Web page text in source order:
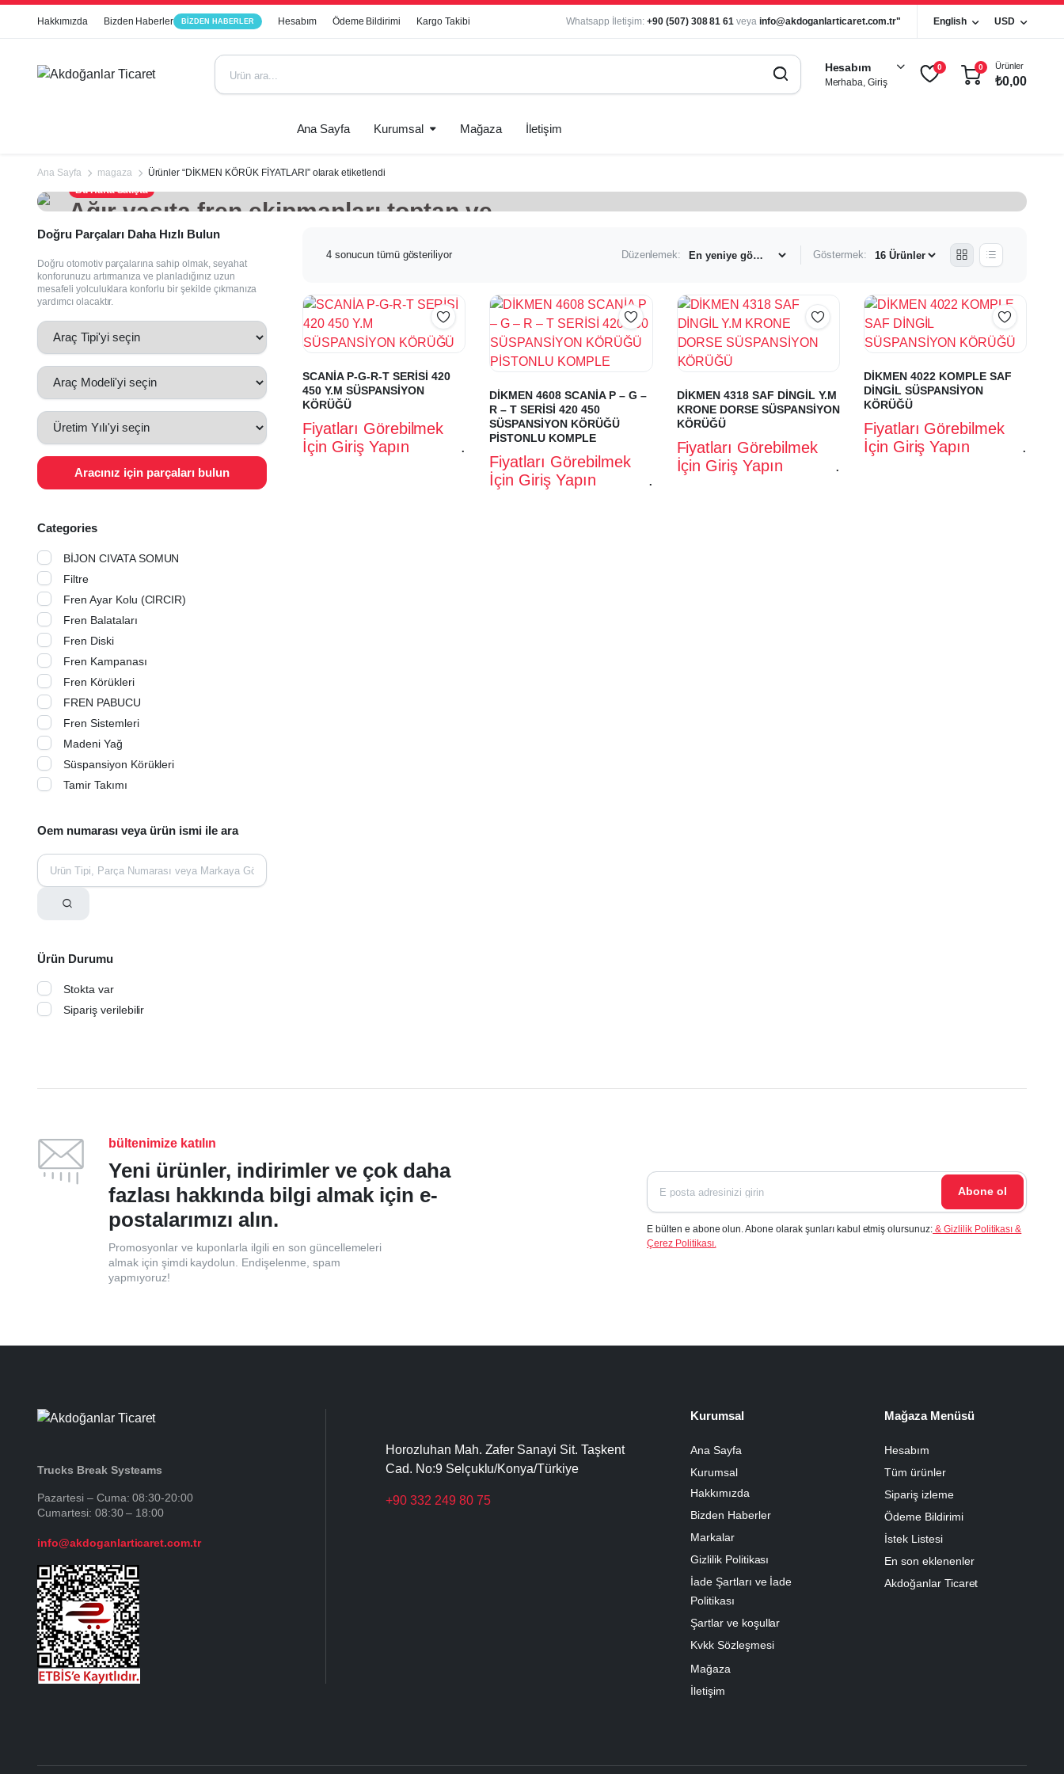
Hakkımızda Bizden Haberler BIZDEN HABERLER Hesabım Ödeme Bildirimi Kargo Takibi Whatsapp İletişim: +90 (507) 308 81 61 veya info@akdoganlarticaret.com.tr" English USD
Hesabım
Merhaba, Giriş
0 0 Ürünler
₺0,00
Ana Sayfa Kurumsal Mağaza İletişim
Ana Sayfa magaza
Ürünler “DİKMEN KÖRÜK FİYATLARI” olarak etiketlendi
Bu Hafta Satışta
Ağır vasıta fren ekipmanları toptan ve
perakende satışı.
4 sonucun tümü gösteriliyorEn
sıralandı
Düzenlemek: Göstermek:
SCANİA P-G-R-T SERİSİ 420
450 Y.M SÜSPANSİYON
KÖRÜĞÜ
Fiyatları Görebilmek
İçin Giriş Yapın
.
DİKMEN 4608 SCANİA P – G –
R – T SERİSİ 420 450
SÜSPANSİYON KÖRÜĞÜ
PİSTONLU KOMPLE
Fiyatları Görebilmek
İçin Giriş Yapın
.
DİKMEN 4318 SAF DİNGİL Y.M
KRONE DORSE SÜSPANSİYON
KÖRÜĞÜ
Fiyatları Görebilmek
İçin Giriş Yapın
.
DİKMEN 4022 KOMPLE SAF
DİNGİL SÜSPANSİYON
KÖRÜĞÜ
Fiyatları Görebilmek
İçin Giriş Yapın
.
Doğru Parçaları Daha Hızlı Bulun
Doğru otomotiv parçalarına sahip olmak, seyahat
konforunuzu artırmanıza ve planladığınız uzun
mesafeli yolculuklara konforlu bir şekilde çıkmanıza
yardımcı olacaktır.
Aracınız için parçaları bulun
Categories
BİJON CIVATA SOMUN
Filtre
Fren Ayar Kolu (CIRCIR)
Fren Balataları
Fren Diski
Fren Kampanası
Fren Körükleri
FREN PABUCU
Fren Sistemleri
Madeni Yağ
Süspansiyon Körükleri
Tamir Takımı
Oem numarası veya ürün ismi ile ara
Ürün Durumu
Stokta var
Sipariş verilebilir
bültenimize katılın
Yeni ürünler, indirimler ve çok daha
fazlası hakkında bilgi almak için e-
postalarımızı alın.
Promosyonlar ve kuponlarla ilgili en son güncellemeleri
almak için şimdi kaydolun. Endişelenme, spam
yapmıyoruz!
Abone ol
E bülten e abone olun. Abone olarak şunları kabul etmiş olursunuz: & Gizlilik Politikası &
Çerez Politikası.
Trucks Break Systeams
Pazartesi – Cuma: 08:30-20:00
Cumartesi: 08:30 – 18:00
info@akdoganlarticaret.com.tr
Horozluhan Mah. Zafer Sanayi Sit. Taşkent
Cad. No:9 Selçuklu/Konya/Türkiye
+90 332 249 80 75
Kurumsal
Ana Sayfa
Kurumsal
Hakkımızda
Bizden Haberler
Markalar
Gizlilik Politikası
İade Şartları ve İade
Politikası
Şartlar ve koşullar
Kvkk Sözleşmesi
Mağaza
İletişim
Mağaza Menüsü
Hesabım
Tüm ürünler
Sipariş izleme
Ödeme Bildirimi
İstek Listesi
En son eklenenler
Akdoğanlar Ticaret